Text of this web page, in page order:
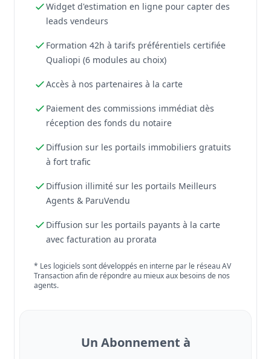
Widget d'estimation en ligne pour capter des
leads vendeurs
Formation 42h à tarifs préférentiels certifiée
Qualiopi (6 modules au choix)
Accès à nos partenaires à la carte
Paiement des commissions immédiat dès
réception des fonds du notaire
Diffusion sur les portails immobiliers gratuits
à fort trafic
Diffusion illimité sur les portails Meilleurs
Agents & ParuVendu
Diffusion sur les portails payants à la carte
avec facturation au prorata
* Les logiciels sont développés en interne par le réseau AV
Transaction afin de répondre au mieux aux besoins de nos
agents.
Un Abonnement à